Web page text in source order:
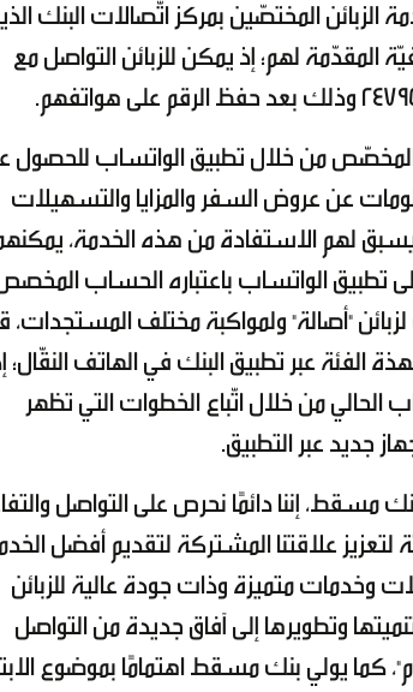
المختصّين بمركز اتّصالات البنك
المقدّمة لهم؛ إذ يمكن للزبائن التواصل مع
المخصّص من خلال تطبيق الواتساب للحصول
عن عروض السفر والمزايا والتسهيلات
يسبق لهم الاستفادة من هذه الخدمة،
تطبيق الواتساب باعتباره الحساب
"أصالة" ولمواكبة مختلف المستجدات،
الفئة عبر تطبيق البنك في الهاتف النقّال؛
الحالي من خلال اتّباع الخطوات التي تظهر
جديد عبر التطبيق.
مسقط، إننا دائمًا نحرص على التواصل
لتعزيز علاقتنا المشتركة لتقديم أفضل
متميزة وذات جودة عالية للزبائن
وتطويرها إلى آفاق جديدة من التواصل
كما يولي بنك مسقط اهتمامًا بموضوع